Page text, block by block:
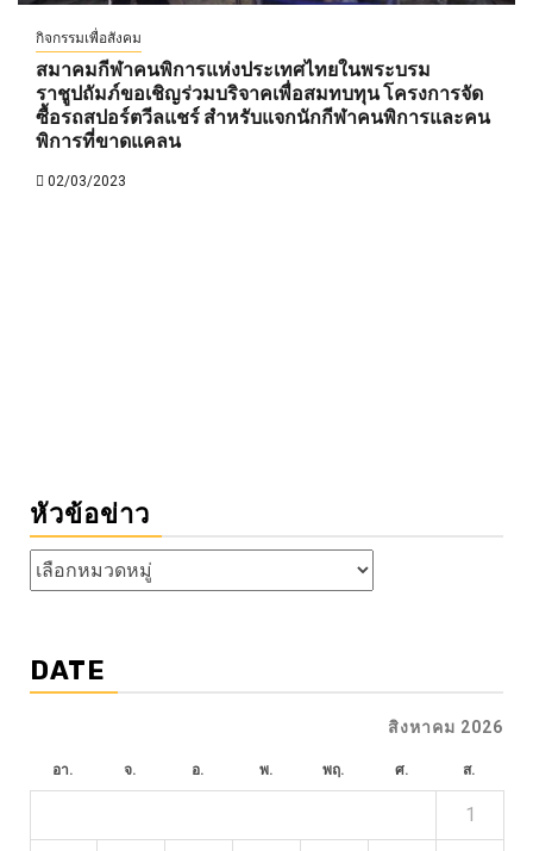
กิจกรรมเพื่อสังคม
สมาคมกีฬาคนพิการแห่งประเทศไทยในพระบรม
ราชูปถัมภ์ขอเชิญร่วมบริจาคเพื่อสมทบทุน โครงการจัด
ซื้อรถสปอร์ตวีลแชร์ สำหรับแจกนักกีฬาคนพิการและคน
พิการที่ขาดแคลน
02/03/2023
หัวข้อข่าว
หัวข้อ
ข่าว
DATE
สิงหาคม 2026
อา. จ. อ. พ. พฤ. ศ. ส.
1